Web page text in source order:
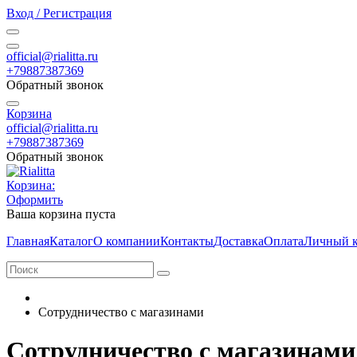
Вход / Регистрация
official@rialitta.ru
+79887387369
Обратный звонок
Корзина
official@rialitta.ru
+79887387369
Обратный звонок
Корзина:
Оформить
Ваша корзина пуста
ГлавнаяКаталогО компанииКонтактыДоставкаОплатаЛичный
Сотрудничество с магазинами
Сотрудничество с магазинами